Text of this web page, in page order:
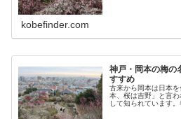
kobefinder.com
神戸・岡本の梅の
すすめ
古来から岡本は日本
本、桜は吉野」と言
して知られています